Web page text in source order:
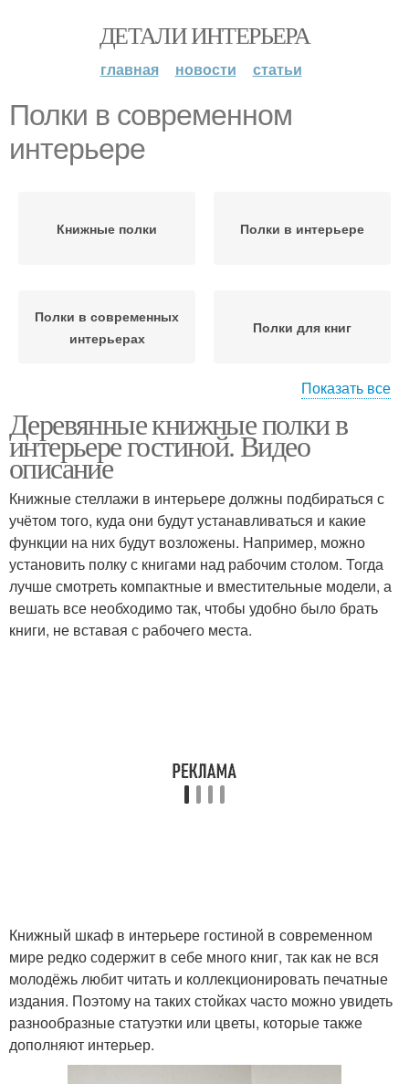
ДЕТАЛИ ИНТЕРЬЕРА
главная новости статьи
Полки в современном
интерьере
Книжные полки Полки в интерьере
Полки в современных
интерьерах
Полки для книг
Полки в зал Полки на стену
Полки от икеа Материал для полок
Навесные полки
Показать все
Деревянные книжные полки в
интерьере гостиной. Видео
описание
Книжные стеллажи в интерьере должны подбираться с
учётом того, куда они будут устанавливаться и какие
функции на них будут возложены. Например, можно
установить полку с книгами над рабочим столом. Тогда
лучше смотреть компактные и вместительные модели, а
вешать все необходимо так, чтобы удобно было брать
книги, не вставая с рабочего места.
Книжный шкаф в интерьере гостиной в современном
мире редко содержит в себе много книг, так как не вся
молодёжь любит читать и коллекционировать печатные
издания. Поэтому на таких стойках часто можно увидеть
разнообразные статуэтки или цветы, которые также
дополняют интерьер.